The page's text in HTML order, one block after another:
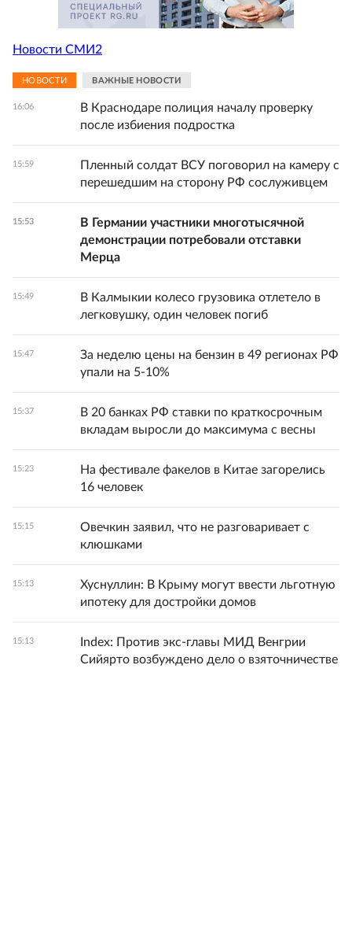
Новости СМИ2
НОВОСТИ ВАЖНЫЕ НОВОСТИ
16:06
В Краснодаре полиция началу проверку
после избиения подростка
15:59
Пленный солдат ВСУ поговорил на камеру с
перешедшим на сторону РФ сослуживцем
15:53
В Германии участники многотысячной
демонстрации потребовали отставки
Мерца
15:49
В Калмыкии колесо грузовика отлетело в
легковушку, один человек погиб
15:47
За неделю цены на бензин в 49 регионах РФ
упали на 5-10%
15:37
В 20 банках РФ ставки по краткосрочным
вкладам выросли до максимума с весны
15:23
На фестивале факелов в Китае загорелись
16 человек
15:15
Овечкин заявил, что не разговаривает с
клюшками
15:13
Хуснуллин: В Крыму могут ввести льготную
ипотеку для достройки домов
15:13
Index: Против экс-главы МИД Венгрии
Сийярто возбуждено дело о взяточничестве